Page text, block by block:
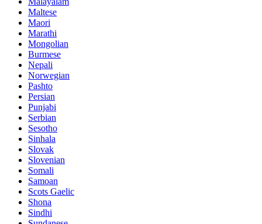
Maltese
Maori
Marathi
Mongolian
Burmese
Nepali
Norwegian
Pashto
Persian
Punjabi
Serbian
Sesotho
Sinhala
Slovak
Slovenian
Somali
Samoan
Scots Gaelic
Shona
Sindhi